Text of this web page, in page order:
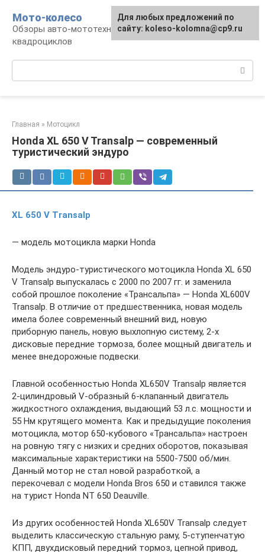
контенту
Мото-колесо
Обзоры авто-мототехники, снегоходов,
квадроциклов
Главная » Мотоцикл
Honda XL 650 V Transalp — современный
туристический эндуро
XL 650 V Transalp
— модель мотоцикла марки Honda
Модель эндуро-туристического мотоцикла Honda XL 650
V Transalp выпускалась с 2000 по 2007 гг. и заменила
собой прошлое поколение «Трансальпа» — Honda XL600V
Transalp. В отличие от предшественника, новая модель
имела более современный внешний вид, новую
приборную панель, новую выхлопную систему, 2-х
дисковые передние тормоза, более мощный двигатель и
менее внедорожные подвески.
Главной особенностью Honda XL650V Transalp является
2-цилиндровый V-образный 6-клапанный двигатель
жидкостного охлаждения, выдающий 53 л.с. мощности и
55 Нм крутящего момента. Как и предыдущие поколения
мотоцикла, мотор 650-кубового «Трансальпа» настроен
на ровную тягу с низких и средних оборотов, показывая
максимальные характеристики на 5500-7500 об/мин.
Данный мотор не стал новой разработкой, а
перекочевал с модели Honda Bros 650 и ставился также
на турист Honda NT 650 Deauville.
Из других особенностей Honda XL650V Transalp следует
выделить классическую стальную раму, 5-ступенчатую
КПП, двухдисковый передний тормоз, цепной привод,
Для любых предложений по
сайту: koleso-kolomna@cp9.ru